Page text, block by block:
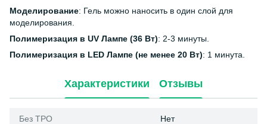
Моделирование: Гель можно наносить в один слой для
моделирования.
Полимеризация в UV Лампе (36 Вт): 2-3 минуты.
Полимеризация в LED Лампе (не менее 20 Вт): 1 минута.
Характеристики Отзывы
Без ТРО Нет